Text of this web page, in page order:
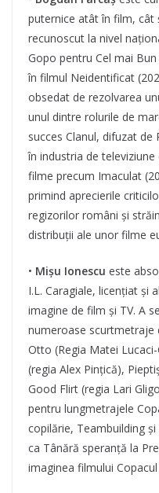
puternice atât în film, cât
recunoscut la nivel
Gopo pentru Cel mai
în filmul Neidentificat
obsedat de rezolvarea
unul dintre rolurile de
succes Clanul, difuzat
în industria de
filme precum Imaculat
primind aprecierile
regizorilor români și
distribuții ale unor filme
• Mișu Ionescu este
I.L. Caragiale, licențiat și
imagine de film și TV. A
numeroase scurtmetraje
Otto (Regia Matei
(regia Alex Pințică),
Good Flirt (regia Lari
pentru lungmetrajele
copilărie, Teambuilding
ca Tânără speranță la
imaginea filmului